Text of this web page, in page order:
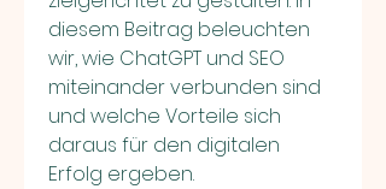
diesem Beitrag beleuchten
wir, wie ChatGPT und SEO
miteinander verbunden sind
und welche Vorteile sich
daraus für den digitalen
Erfolg ergeben.